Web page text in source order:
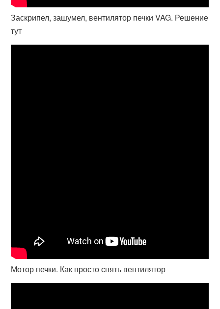
Заскрипел, зашумел, вентилятор печки VAG. Решение
тут
Мотор печки. Как просто снять вентилятор